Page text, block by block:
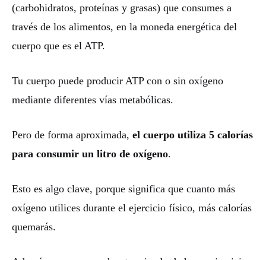
(carbohidratos, proteínas y grasas) que consumes a
través de los alimentos, en la moneda energética del
cuerpo que es el ATP.
Tu cuerpo puede producir ATP con o sin oxígeno
mediante diferentes vías metabólicas.
Pero de forma aproximada, el cuerpo utiliza 5 calorías
para consumir un litro de oxígeno.
Esto es algo clave, porque significa que cuanto más
oxígeno utilices durante el ejercicio físico, más calorías
quemarás.